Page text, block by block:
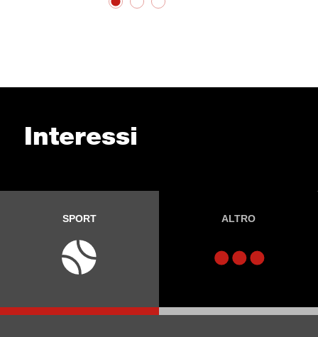
Interessi
SPORT ALTRO